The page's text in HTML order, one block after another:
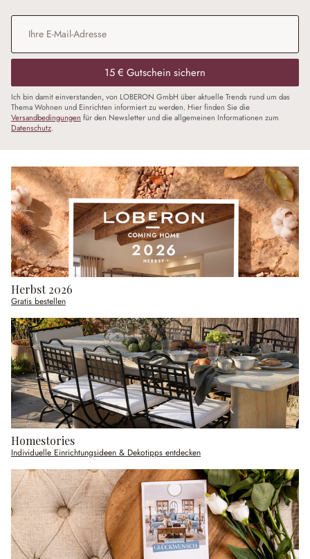
E-Mail-Adresse*
15 € Gutschein sichern
Ich bin damit einverstanden, von LOBERON GmbH über aktuelle Trends rund um das
Thema Wohnen und Einrichten informiert zu werden. Hier finden Sie die
Versandbedingungen für den Newsletter und die allgemeinen Informationen zum
Datenschutz.
Herbst 2026
Gratis bestellen
Homestories
Individuelle Einrichtungsideen & Dekotipps entdecken